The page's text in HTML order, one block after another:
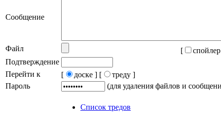
Сообщение
Файл [
Подтверждение
Перейти к
[ доске ] [
треду ]
Пароль
(для удаления файлов и
Список тредов